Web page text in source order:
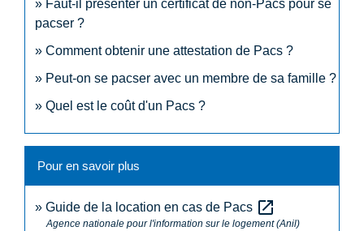
Faut-il présenter un certificat de non-Pacs pour se
pacser ?
Comment obtenir une attestation de Pacs ?
Peut-on se pacser avec un membre de sa famille ?
Quel est le coût d'un Pacs ?
Pour en savoir plus
Guide de la location en cas de Pacs open_in_new
Agence nationale pour l'information sur le logement (Anil)